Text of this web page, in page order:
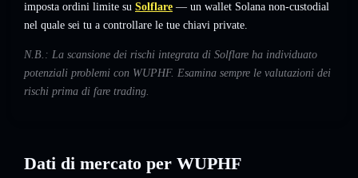
imposta ordini limite su Solflare — un wallet Solana non-custodial
nel quale sei tu a controllare le tue chiavi private.
N.B.: La scansione dei rischi integrata di Solflare ha individuato
potenziali problemi con WUPHF. Esamina sempre le valutazioni dei
rischi prima di fare trading.
Dati di mercato per WUPHF